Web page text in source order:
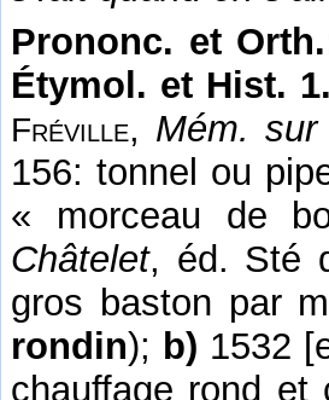
Prononc. et
Étymol. et Hist.
Fréville, Mém.
156: tonnel ou
« morceau de
Châtelet, éd. Sté
gros baston par
rondin); b) 1532
chauffage rond et